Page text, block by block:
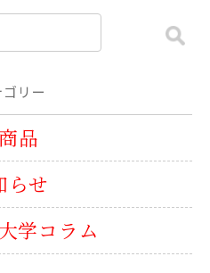
リー
品
らせ
学コラム